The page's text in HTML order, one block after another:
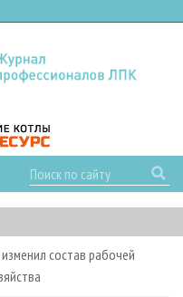
состав рабочей